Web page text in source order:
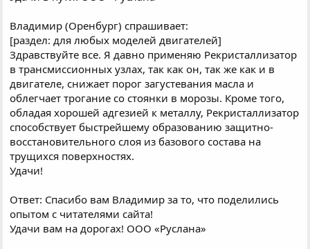
Владимир (Оренбург) спрашивает:
[раздел: для любых моделей двигателей]
Здравствуйте все. Я давно применяю Рекристаллизатор
в трансмиссионных узлах, так как он, так же как и в
двигателе, снижает порог загустевания масла и
облегчает трогание со стоянки в морозы. Кроме того,
обладая хорошей адгезией к металлу, Рекристаллизатор
способствует быстрейшему образованию защитно-
восстановительного слоя из базового состава на
трущихся поверхностях.
Удачи!
Ответ: Спасибо вам Владимир за то, что поделились
опытом с читателями сайта!
Удачи вам на дорогах! ООО «Руслана»